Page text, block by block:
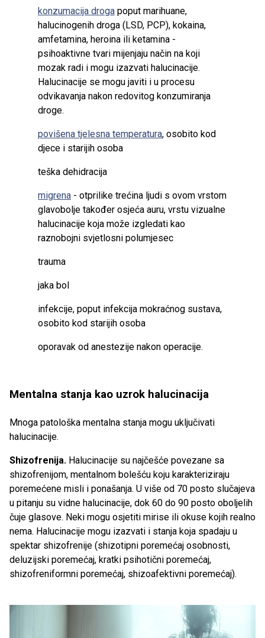
konzumacija droga poput marihuane,
halucinogenih droga (LSD, PCP), kokaina,
amfetamina, heroina ili ketamina -
psihoaktivne tvari mijenjaju način na koji
mozak radi i mogu izazvati halucinacije.
Halucinacije se mogu javiti i u procesu
odvikavanja nakon redovitog konzumiranja
droge.
povišena tjelesna temperatura, osobito kod
djece i starijih osoba
teška dehidracija
migrena - otprilike trećina ljudi s ovom vrstom
glavobolje također osjeća auru, vrstu vizualne
halucinacije koja može izgledati kao
raznobojni svjetlosni polumjesec
trauma
jaka bol
infekcije, poput infekcija mokraćnog sustava,
osobito kod starijih osoba
oporavak od anestezije nakon operacije.
Mentalna stanja kao uzrok halucinacija
Mnoga patološka mentalna stanja mogu uključivati ​​
halucinacije.
Shizofrenija. Halucinacije su najčešće povezane sa
shizofrenijom, mentalnom bolešću koju karakteriziraju
poremećene misli i ponašanja. U više od 70 posto slučajeva
u pitanju su vidne halucinacije, dok 60 do 90 posto oboljelih
čuje glasove. Neki mogu osjetiti mirise ili okuse kojih realno
nema. Halucinacije mogu izazvati i stanja koja spadaju u
spektar shizofrenije (shizotipni poremećaj osobnosti,
deluzijski poremećaj, kratki psihotični poremećaj,
shizofreniformni poremećaj, shizoafektivni poremećaj).